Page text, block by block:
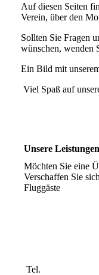
Auf diesen Seiten
Verein, über den
Sollten Sie Fragen
wünschen, wenden
Ein Bild mit
Viel Spaß auf
Unsere Leistungen
Möchten Sie eine
Verschaffen Sie
Fluggäste
Tel.